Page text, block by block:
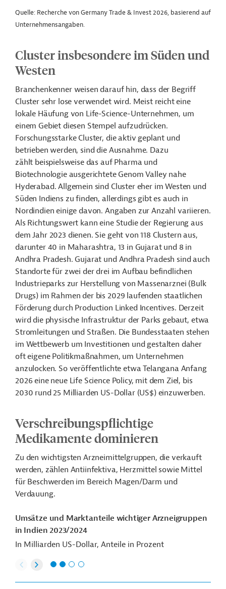
Quelle: Recherche von Germany Trade & Invest 2026, basierend auf
Unternehmensangaben.
Cluster insbesondere im Süden und
Westen
Branchenkenner weisen darauf hin, dass der Begriff
Cluster sehr lose verwendet wird. Meist reicht eine
lokale Häufung von Life-Science-Unternehmen, um
einem Gebiet diesen Stempel aufzudrücken.
Forschungsstarke Cluster, die aktiv geplant und
betrieben werden, sind die Ausnahme. Dazu
zählt beispielsweise das auf Pharma und
Biotechnologie ausgerichtete Genom Valley nahe
Hyderabad. Allgemein sind Cluster eher im Westen und
Süden Indiens zu finden, allerdings gibt es auch in
Nordindien einige davon. Angaben zur Anzahl variieren.
Als Richtungswert kann eine Studie der Regierung aus
dem Jahr 2023 dienen. Sie geht von 118 Clustern aus,
darunter 40 in Maharashtra, 13 in Gujarat und 8 in
Andhra Pradesh. Gujarat und Andhra Pradesh sind auch
Standorte für zwei der drei im Aufbau befindlichen
Industrieparks zur Herstellung von Massenarznei (Bulk
Drugs) im Rahmen der bis 2029 laufenden staatlichen
Förderung durch Production Linked Incentives. Derzeit
wird die physische Infrastruktur der Parks gebaut, etwa
Stromleitungen und Straßen. Die Bundesstaaten stehen
im Wettbewerb um Investitionen und gestalten daher
oft eigene Politikmaßnahmen, um Unternehmen
anzulocken. So veröffentlichte etwa Telangana Anfang
2026 eine neue Life Science Policy, mit dem Ziel, bis
2030 rund 25 Milliarden US-Dollar (US$) einzuwerben.
Verschreibungspflichtige
Medikamente dominieren
Zu den wichtigsten Arzneimittelgruppen, die verkauft
werden, zählen Antiinfektiva, Herzmittel sowie Mittel
für Beschwerden im Bereich Magen/Darm und
Verdauung.
Umsätze und Marktanteile wichtiger Arzneigruppen
in Indien 2023/2024
In Milliarden US-Dollar, Anteile in Prozent